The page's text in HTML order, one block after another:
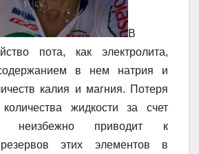
В
пота, как электролита,
в нем натрия и
калия и магния. Потеря
количества жидкости за счет
неизбежно приводит к
этих элементов в